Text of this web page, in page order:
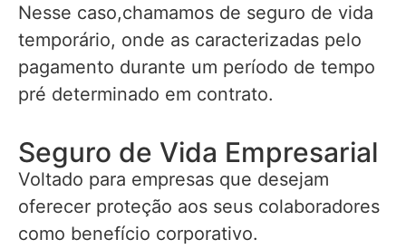
Nesse caso,chamamos de seguro de vida
temporário, onde as caracterizadas pelo
pagamento durante um período de tempo
pré determinado em contrato.
Seguro de Vida Empresarial
Voltado para empresas que desejam
oferecer proteção aos seus colaboradores
como benefício corporativo.